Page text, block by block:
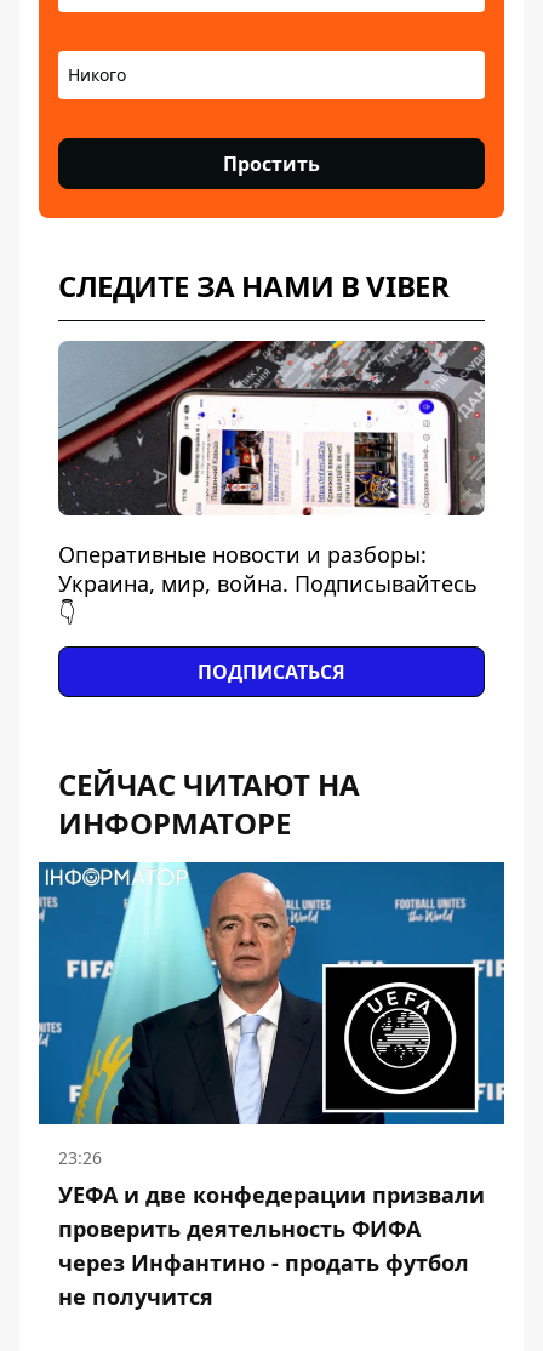
Никого
Простить
СЛЕДИТЕ ЗА НАМИ В VIBER
Оперативные новости и разборы:
Украина, мир, война. Подписывайтесь
👇
ПОДПИСАТЬСЯ
СЕЙЧАС ЧИТАЮТ НА
ИНФОРМАТОРЕ
23:26
УЕФА и две конфедерации призвали
проверить деятельность ФИФА
через Инфантино - продать футбол
не получится